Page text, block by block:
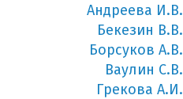
Андреева И.В.
Бекезин В.В.
Борсуков А.В.
Ваулин С.В.
Грекова А.И.